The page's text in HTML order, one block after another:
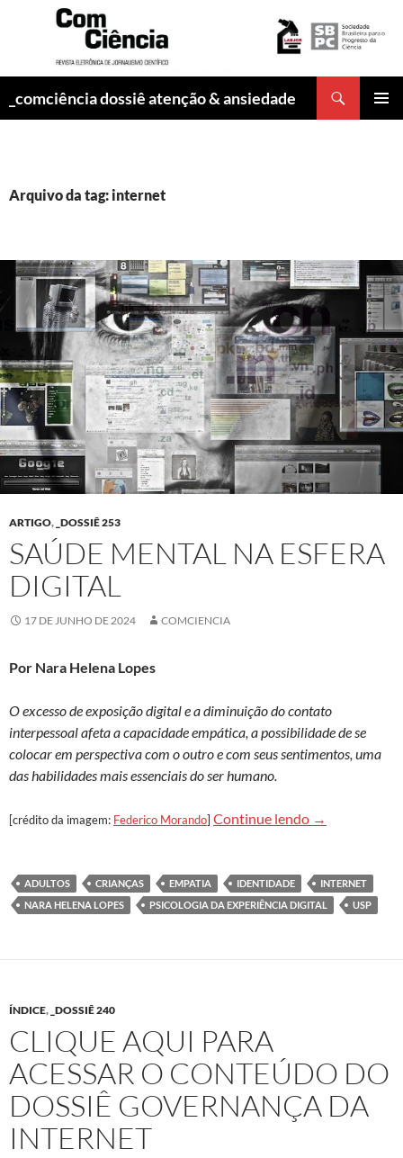
_comciência dossiê atenção & ansiedade
Arquivo da tag: internet
ARTIGO, _DOSSIÊ 253
SAÚDE MENTAL NA ESFERA
DIGITAL
17 DE JUNHO DE 2024 COMCIENCIA
Por Nara Helena Lopes
O excesso de exposição digital e a diminuição do contato
interpessoal afeta a capacidade empática, a possibilidade de se
colocar em perspectiva com o outro e com seus sentimentos, uma
das habilidades mais essenciais do ser humano.
[crédito da imagem: Federico Morando] Continue lendo Saúde mental
→
ADULTOS CRIANÇAS EMPATIA IDENTIDADE
INTERNET
NARA HELENA LOPES
PSICOLOGIA DA EXPERIÊNCIA DIGITAL USP
ÍNDICE, _DOSSIÊ 240
CLIQUE AQUI PARA
ACESSAR O CONTEÚDO DO
DOSSIÊ GOVERNANÇA DA
INTERNET